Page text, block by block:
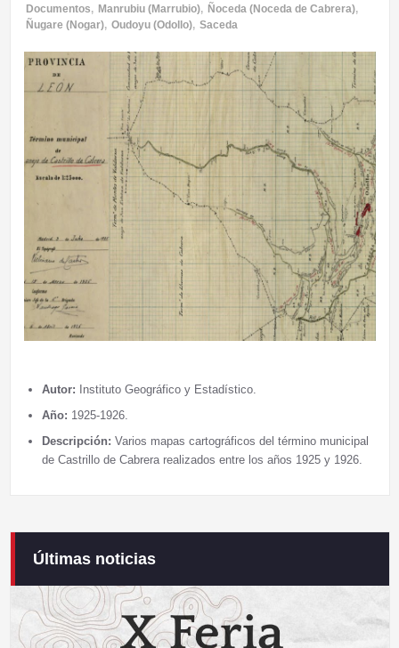
Documentos, Manrubiu (Marrubio), Ñoceda (Noceda de Cabrera),
Ñugare (Nogar), Oudoyu (Odollo), Saceda
Autor: Instituto Geográfico y Estadístico.
Año: 1925-1926.
Descripción: Varios mapas cartográficos del término municipal
de Castrillo de Cabrera realizados entre los años 1925 y 1926.
Últimas noticias